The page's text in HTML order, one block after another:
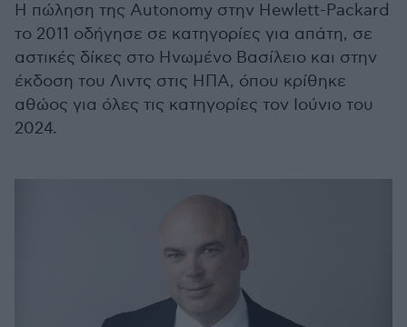
Η πώληση της Autonomy στην Hewlett-Packard
το 2011 οδήγησε σε κατηγορίες για απάτη, σε
αστικές δίκες στο Ηνωμένο Βασίλειο και στην
έκδοση του Λιντς στις ΗΠΑ, όπου κρίθηκε
αθώος για όλες τις κατηγορίες τον Ιούνιο του
2024.